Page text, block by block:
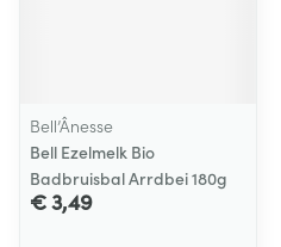
Bell’Ânesse
Bell Ezelmelk Bio
Badbruisbal Arrdbei 180g
€ 3,49